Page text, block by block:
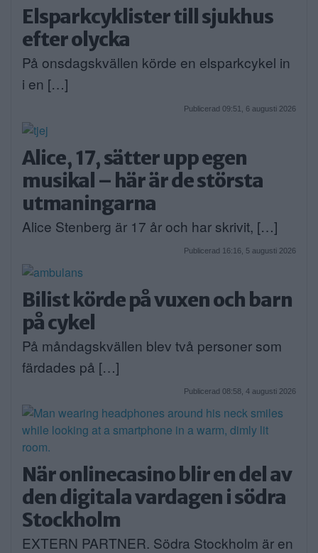
Elsparkcyklister till sjukhus
efter olycka
På onsdagskvällen körde en elsparkcykel in
i en […]
Publicerad 09:51, 6 augusti 2026
Alice, 17, sätter upp egen
musikal – här är de största
utmaningarna
Alice Stenberg är 17 år och har skrivit, […]
Publicerad 16:16, 5 augusti 2026
Bilist körde på vuxen och barn
på cykel
På måndagskvällen blev två personer som
färdades på […]
Publicerad 08:58, 4 augusti 2026
När onlinecasino blir en del av
den digitala vardagen i södra
Stockholm
EXTERN PARTNER. Södra Stockholm är en